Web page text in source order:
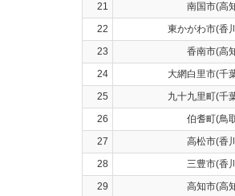
21
南国市(高
22
東かがわ市(香
23
香南市(高
24
大網白里市(千
25
九十九里町(千
26
伯耆町(鳥
27
高松市(香
28
三豊市(香
29
高知市(高